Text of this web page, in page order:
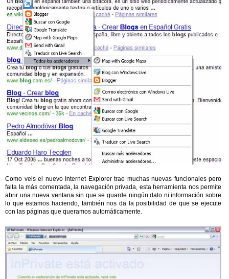
Como veis el nuevo Internet Explorer trae muchas nuevas funcionales pero
falta la más comentada, la navegación privada, esta herramienta nos permite
abrir una nueva ventana sin que se guarde ningún dato ni información sobre
lo que estamos haciendo, también nos da la posibilidad de que se ejecute
con las páginas que queramos automáticamente.